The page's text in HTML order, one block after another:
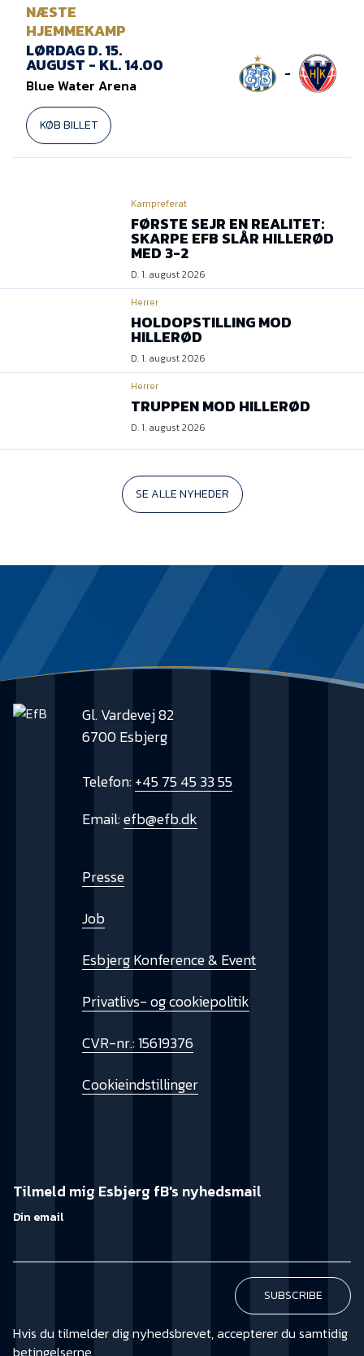
NÆSTE
HJEMMEKAMP
LØRDAG D. 15.
AUGUST - KL. 14.00
Blue Water Arena
KØB BILLET
-
Kampreferat
FØRSTE SEJR EN REALITET:
SKARPE EFB SLÅR HILLERØD
MED 3-2
D. 1. august 2026
Herrer
HOLDOPSTILLING MOD
HILLERØD
D. 1. august 2026
Herrer
TRUPPEN MOD HILLERØD
D. 1. august 2026
SE ALLE NYHEDER
Gl. Vardevej 82
6700 Esbjerg
Telefon:+45 75 45 33 55
Email:efb@efb.dk
Presse
Job
Esbjerg Konference & Event
Privatlivs- og cookiepolitik
CVR-nr.: 15619376
Cookieindstillinger
Tilmeld mig Esbjerg fB's nyhedsmail
Din email
Hvis du tilmelder dig nyhedsbrevet, accepterer du samtidig